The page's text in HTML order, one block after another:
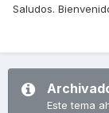
Saludos.
Este tema